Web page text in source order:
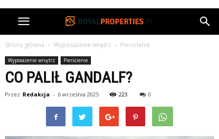
Strona główna Wyposażenie wnętrz Pierścienie
Wyposażenie wnętrz Pierścienie
CO PALIŁ GANDALF?
Przez Redakcja - 6 września 2025 223 0